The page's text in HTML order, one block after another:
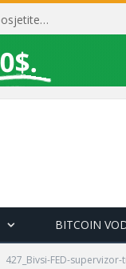
Toni Milun postao “milijarder”! Vrhunska predavanja i 1700 posjetitelja obilježili su mjesec financijske pismenosti
BITCOIN
427_Bivsi-FED-